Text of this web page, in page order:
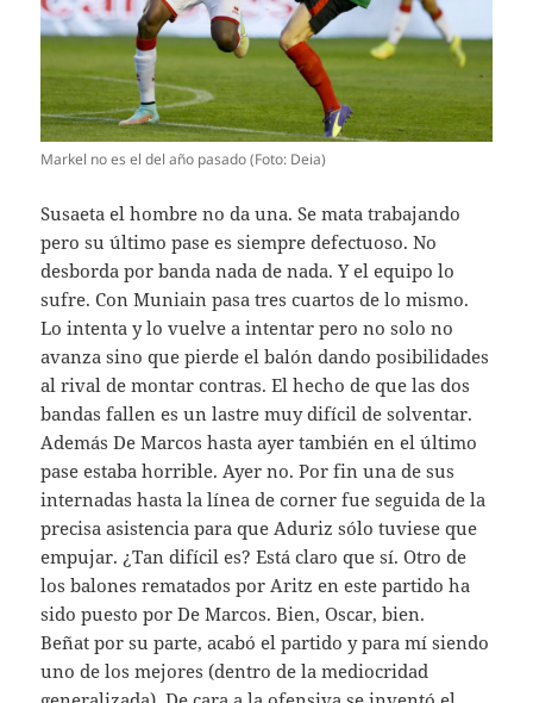
Markel no es el del año pasado (Foto: Deia)
Susaeta el hombre no da una. Se mata trabajando
pero su último pase es siempre defectuoso. No
desborda por banda nada de nada. Y el equipo lo
sufre. Con Muniain pasa tres cuartos de lo mismo.
Lo intenta y lo vuelve a intentar pero no solo no
avanza sino que pierde el balón dando posibilidades
al rival de montar contras. El hecho de que las dos
bandas fallen es un lastre muy difícil de solventar.
Además De Marcos hasta ayer también en el último
pase estaba horrible. Ayer no. Por fin una de sus
internadas hasta la línea de corner fue seguida de la
precisa asistencia para que Aduriz sólo tuviese que
empujar. ¿Tan difícil es? Está claro que sí. Otro de
los balones rematados por Aritz en este partido ha
sido puesto por De Marcos. Bien, Oscar, bien.
Beñat por su parte, acabó el partido y para mí siendo
uno de los mejores (dentro de la mediocridad